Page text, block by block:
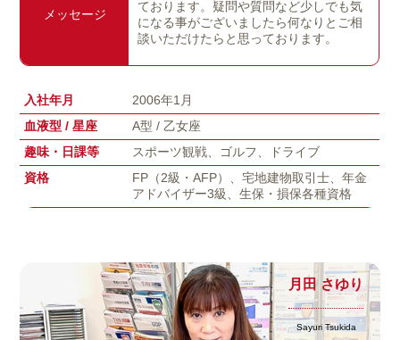
メッセージ
ております。疑問や質問など少しでも気
になる事がございましたら何なりとご相
談いただけたらと思っております。
入社年月
2006年1月
血液型 / 星座
A型 / 乙女座
趣味・日課等
スポーツ観戦、ゴルフ、ドライブ
資格
FP（2級・AFP）、宅地建物取引士、年金
アドバイザー3級、生保・損保各種資格
月田 さゆり
Sayuri Tsukida